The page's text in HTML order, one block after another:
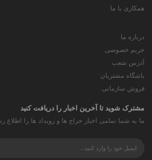
همکاری با ما
درباره ما
حریم خصوصی
آدرس شعب
باشگاه مشتریان
فروش سازمانی
مشترک شوید تا آخرین اخبار را دریافت کنید
ما به شما تمامی اخبار حراج ها و رویداد ها را اطلاع